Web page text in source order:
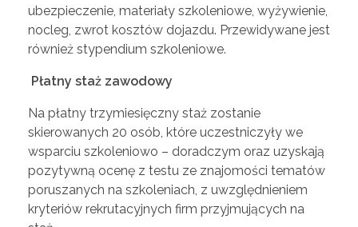
ubezpieczenie, materiały szkoleniowe, wyżywienie,
nocleg, zwrot kosztów dojazdu. Przewidywane jest
również stypendium szkoleniowe.
Płatny staż zawodowy
Na płatny trzymiesięczny staż zostanie
skierowanych 20 osób, które uczestniczyły we
wsparciu szkoleniowo – doradczym oraz uzyskają
pozytywną ocenę z testu ze znajomości tematów
poruszanych na szkoleniach, z uwzględnieniem
kryteriów rekrutacyjnych firm przyjmujących na